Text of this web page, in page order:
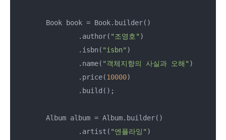
        Book book = Book.builder()
                .author(
"조영호" )
                .isbn(
"isbn" )
                .name(
"객체지향의 사실과 오해" )
                .price(
10000)
                .build();
        Album album = Album.builder()
                .artist(
"엔플라잉" )